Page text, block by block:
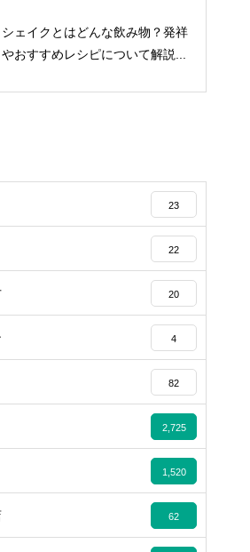
シェイクとはどんな飲み物？発祥
やおすすめレシピについて解説...
23
22
20
4
82
2,725
1,520
62